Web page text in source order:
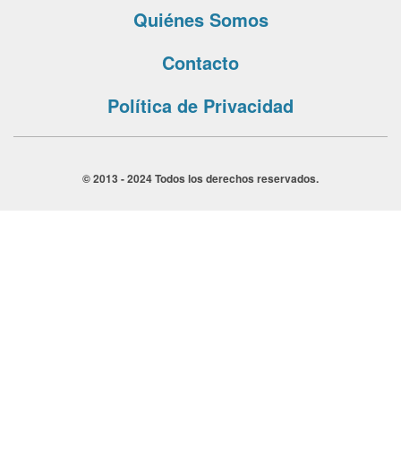
Quiénes Somos
Contacto
Política de Privacidad
© 2013 - 2024 Todos los derechos reservados.